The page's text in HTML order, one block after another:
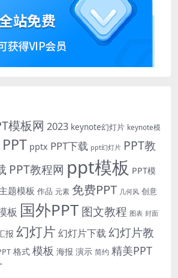
模板网 2023 keynote幻灯片 keynote模
PPT pptx PPT下载 ppt幻灯片 PPT教
PPT教程网 ppt模板 PPT模
主题模板 作品 元素 免费PPT 几何风 创意
板 国外PPT图文教程 图表 封面
报 幻灯片 幻灯片下载 幻灯片教
格式 模板 海报 演示 简约 精美PPT